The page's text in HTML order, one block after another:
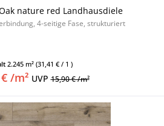
nature red Landhausdiele
4-seitige Fase, strukturiert
2.245 m² (31,41 € / 1 )
/m² UVP15,90 € /m²